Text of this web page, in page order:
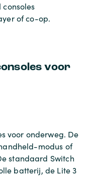
consoles
of co-op.
voor
voor onderweg. De
modus of
standaard Switch
batterij, de Lite 3